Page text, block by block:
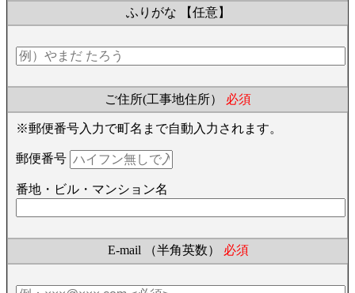
ふりがな 【任意】
ご住所(工事地住所） 必須
※郵便番号入力で町名まで自動入力されます。
郵便番号
番地・ビル・マンション名
E-mail （半角英数） 必須